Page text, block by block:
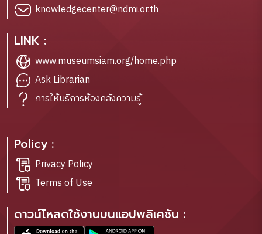
knowledgecenter@ndmi.or.th
LINK :
www.museumsiam.org/home.php
Ask Librarian
การให้บริการห้องคลังความรู้
Policy :
Privacy Policy
Terms of Use
ดาวน์โหลดใช้งานบนแอปพลิเคชัน :